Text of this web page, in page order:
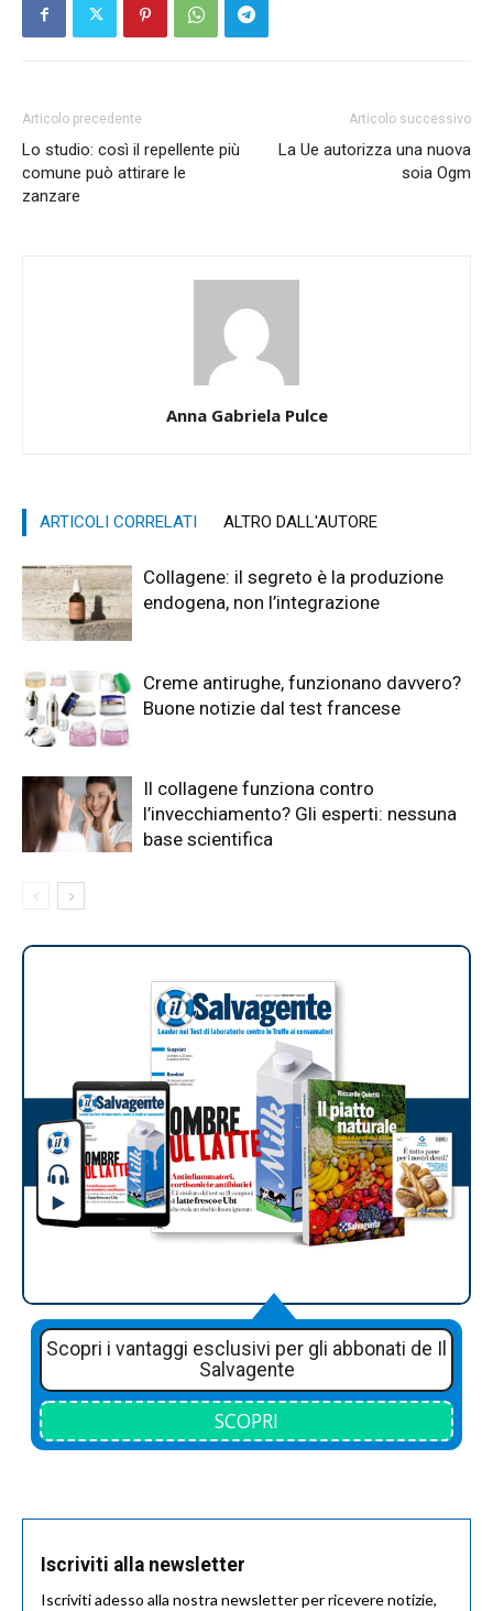
Articolo precedente
Lo studio: così il repellente più
comune può attirare le
zanzare
Articolo successivo
La Ue autorizza una nuova
soia Ogm
Anna Gabriela Pulce
ARTICOLI CORRELATI ALTRO DALL'AUTORE
Collagene: il segreto è la produzione
endogena, non l’integrazione
Creme antirughe, funzionano davvero?
Buone notizie dal test francese
Il collagene funziona contro
l’invecchiamento? Gli esperti: nessuna
base scientifica
Scopri i vantaggi esclusivi per gli abbonati de Il
Salvagente
SCOPRI
Iscriviti alla newsletter
Iscriviti adesso alla nostra newsletter per ricevere notizie,